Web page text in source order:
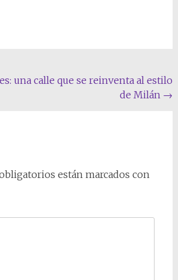
una calle que se reinventa al estilo
de Milán →
están marcados con